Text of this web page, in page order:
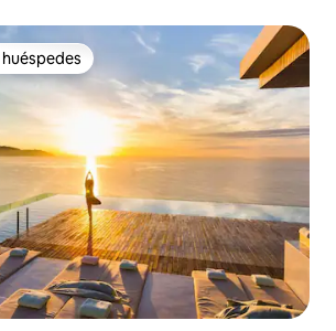
preferido